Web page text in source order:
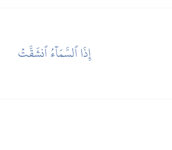
إِذَا ٱلسَّمَآءُ ٱنشَقَّتۡ